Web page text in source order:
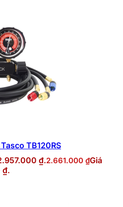
TB120RS
₫.2.661.000 ₫Giá
₫.